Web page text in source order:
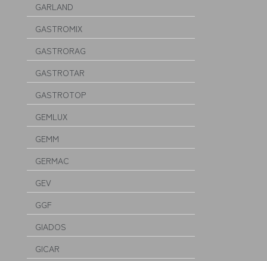
GARLAND
GASTROMIX
GASTRORAG
GASTROTAR
GASTROTOP
GEMLUX
GEMM
GERMAC
GEV
GGF
GIADOS
GICAR